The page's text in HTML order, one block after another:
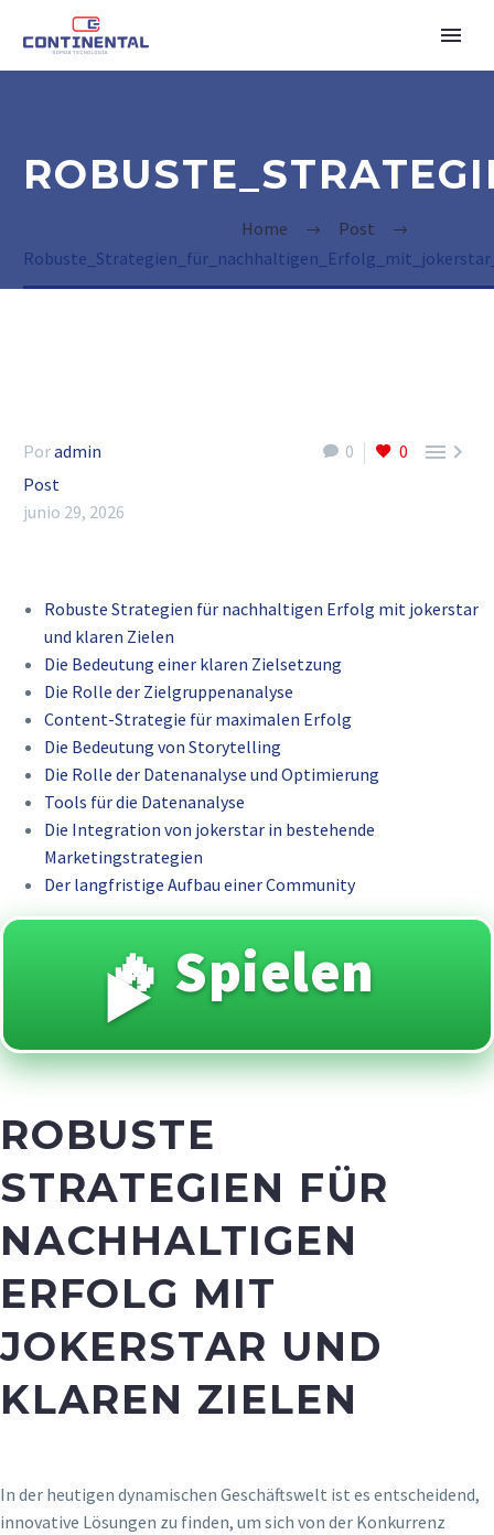
Home
Post
0 0 
Poradmin
Post
junio 29, 2026
Robuste Strategien für nachhaltigen Erfolg mit jokerstar
und klaren Zielen
Die Bedeutung einer klaren Zielsetzung
Die Rolle der Zielgruppenanalyse
Content-Strategie für maximalen Erfolg
Die Bedeutung von Storytelling
Die Rolle der Datenanalyse und Optimierung
Tools für die Datenanalyse
Die Integration von jokerstar in bestehende
Marketingstrategien
Der langfristige Aufbau einer Community
🔥 Spielen
▶️
ROBUSTE
STRATEGIEN FÜR
NACHHALTIGEN
ERFOLG MIT
JOKERSTAR UND
KLAREN ZIELEN
In der heutigen dynamischen Geschäftswelt ist es entscheidend,
innovative Lösungen zu finden, um sich von der Konkurrenz